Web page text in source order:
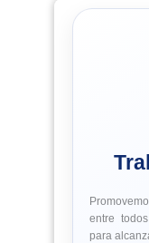
entre
para